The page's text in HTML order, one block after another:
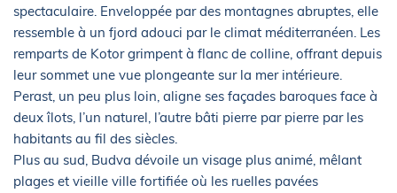
spectaculaire. Enveloppée par des montagnes abruptes, elle
ressemble à un fjord adouci par le climat méditerranéen. Les
remparts de Kotor grimpent à flanc de colline, offrant depuis
leur sommet une vue plongeante sur la mer intérieure.
Perast, un peu plus loin, aligne ses façades baroques face à
deux îlots, l’un naturel, l’autre bâti pierre par pierre par les
habitants au fil des siècles.
Plus au sud, Budva dévoile un visage plus animé, mêlant
plages et vieille ville fortifiée où les ruelles pavées